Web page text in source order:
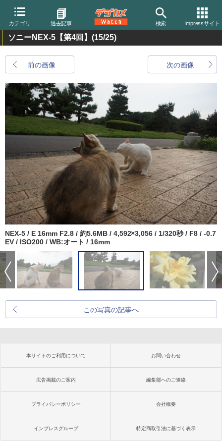
カテゴリ 過去記事 検索 Impressサイト
ソニーNEX-5【第4回】 (15/25)
前の画像 次の画像
NEX-5 / E 16mm F2.8 / 約5.6MB / 4,592×3,056 / 1/320秒 / F8 / -0.7
EV / ISO200 / WB:オート / 16mm
この写真の記事へ
本サイトのご利用について お問い合わせ
広告掲載のご案内 編集部へのご連絡
プライバシーポリシー 会社概要
インプレスグループ 特定商取引法に基づく表示